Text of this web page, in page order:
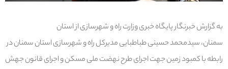
به گزارش خبرنگار پایگاه خبری وزارت راه و شهرسازی از استان
سمنان، سیدمحمد حسینی طباطبایی مدیرکل راه و شهرسازی استان سمنان در
رابطه با کمبود زمین جهت اجرای طرح نهضت ملی مسکن و اجرای قانون جهش